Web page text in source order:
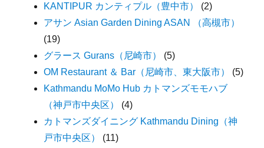
KANTIPUR カンティプル（豊中市）
(2)
アサン Asian Garden Dining ASAN （高槻市）
(19)
グラース Gurans（尼崎市）
(5)
OM Restaurant ＆ Bar（尼崎市、東大阪市）
(5)
Kathmandu MoMo Hub カトマンズモモハブ
（神戸市中央区）
(4)
カトマンズダイニング Kathmandu Dining（神
戸市中央区）
(11)